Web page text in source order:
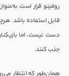
روفینو قرار است
قابل استفاده باشد.
جذب کنند.